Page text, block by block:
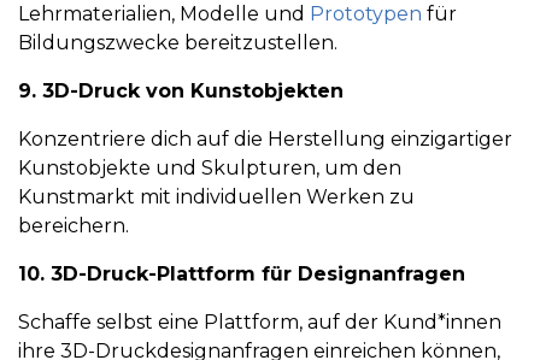
Lehrmaterialien, Modelle und Prototypen für
Bildungszwecke bereitzustellen.
9. 3D-Druck von Kunstobjekten
Konzentriere dich auf die Herstellung einzigartiger
Kunstobjekte und Skulpturen, um den
Kunstmarkt mit individuellen Werken zu
bereichern.
10. 3D-Druck-Plattform für Designanfragen
Schaffe selbst eine Plattform, auf der Kund*innen
ihre 3D-Druckdesignanfragen einreichen können,